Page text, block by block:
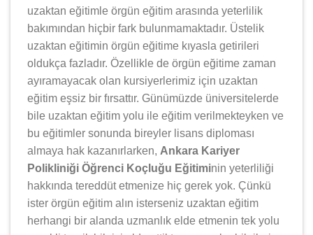
uzaktan eğitimle örgün eğitim arasında yeterlilik
bakımından hiçbir fark bulunmamaktadır. Üstelik
uzaktan eğitimin örgün eğitime kıyasla getirileri
oldukça fazladır. Özellikle de örgün eğitime zaman
ayıramayacak olan kursiyerlerimiz için uzaktan
eğitim eşsiz bir fırsattır. Günümüzde üniversitelerde
bile uzaktan eğitim yolu ile eğitim verilmekteyken ve
bu eğitimler sonunda bireyler lisans diploması
almaya hak kazanırlarken, Ankara Kariyer
Polikliniği Öğrenci Koçluğu Eğitiminin yeterliliği
hakkında tereddüt etmenize hiç gerek yok. Çünkü
ister örgün eğitim alın isterseniz uzaktan eğitim
herhangi bir alanda uzmanlık elde etmenin tek yolu